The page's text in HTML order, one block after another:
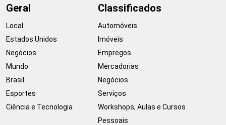
Geral
Local
Estados Unidos
Negócios
Mundo
Brasil
Esportes
Ciência e Tecnologia
Classificados
Automóveis
Imóveis
Empregos
Mercadorias
Negócios
Serviços
Workshops, Aulas e Cursos
Pessoais